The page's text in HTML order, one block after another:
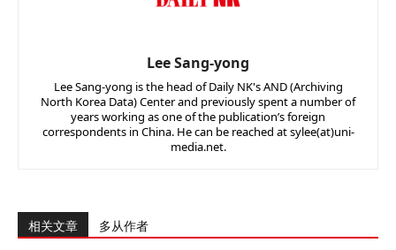
Lee Sang-yong
Lee Sang-yong is the head of Daily NK's AND (Archiving
North Korea Data) Center and previously spent a number of
years working as one of the publication’s foreign
correspondents in China. He can be reached at sylee(at)uni-
media.net.
相关文章 多从作者